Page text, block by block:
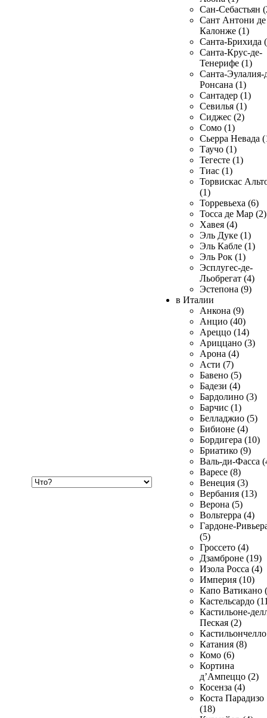
Сан-Себастьян
Сант Антони де
Калонже (1)
Санта-Брихида
Санта-Крус-де-
Тенерифе (1)
Санта-Эулалия-
Ронсана (1)
Сантадер (1)
Севилья (1)
Сиджес (2)
Сомо (1)
Сьерра Невада
Таучо (1)
Тегесте (1)
Тиас (1)
Торвискас
(1)
Торревьеха (6)
Тосса де Мар (2)
Хавея (4)
Эль Дуке (1)
Эль Кабле (1)
Эль Рок (1)
Эсплугес-де-
Льобрегат (4)
Эстепона (9)
в Италии
Анкона (9)
Анцио (40)
Ареццо (14)
Ариццано (3)
Арона (4)
Асти (7)
Бавено (5)
Бадези (4)
Бардолино (3)
Барчис (1)
Белладжио (5)
Бибионе (4)
Бордигера (10)
Бриатико (9)
Валь-ди-Фасса
Варесе (8)
Венеция (3)
Вербания (13)
Верона (5)
Вольтерра (4)
Гардоне-
(5)
Гроссето (4)
Дзамброне (19)
Изола Росса (4)
Империя (10)
Капо Ватикано
Кастельсардо
Кастильоне-
Пеская (2)
Катания (8)
Комо (6)
Кортина
д’Ампеццо (2)
Косенза (4)
Коста Парадизо
(18)